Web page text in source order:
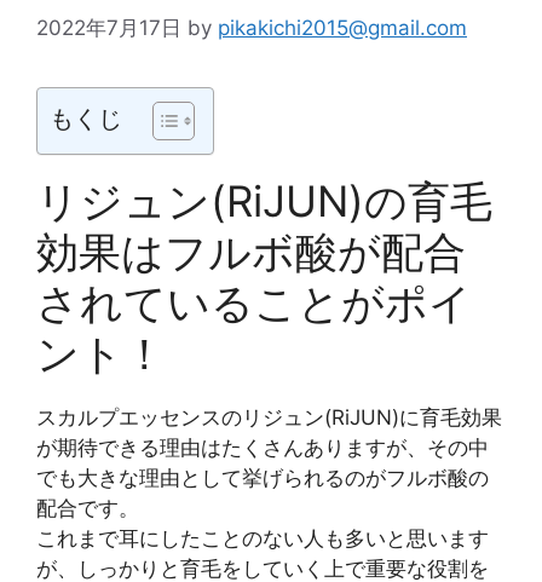
2022年7月17日 by pikakichi2015@gmail.com
もくじ
リジュン(RiJUN)の育毛
効果はフルボ酸が配合
されていることがポイ
ント！
スカルプエッセンスのリジュン(RiJUN)に育毛効果
が期待できる理由はたくさんありますが、その中
でも大きな理由として挙げられるのがフルボ酸の
配合です。
これまで耳にしたことのない人も多いと思います
が、しっかりと育毛をしていく上で重要な役割を